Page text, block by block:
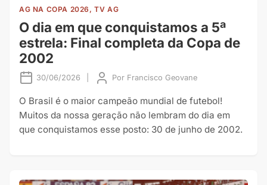
AG NA COPA 2026, TV AG
O dia em que conquistamos a 5ª
estrela: Final completa da Copa de
2002
30/06/2026 Por Francisco Geovane
O Brasil é o maior campeão mundial de futebol!
Muitos da nossa geração não lembram do dia em
que conquistamos esse posto: 30 de junho de 2002.